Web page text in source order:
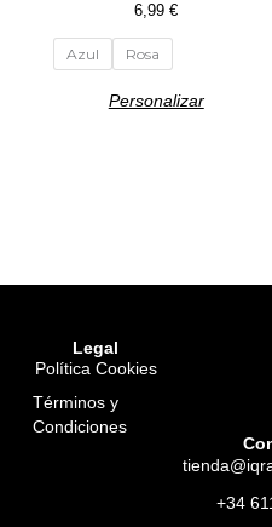
6,99€
Azul Rosa
Personalizar
Legal
Política Cookies
Términos y
Condiciones
+34